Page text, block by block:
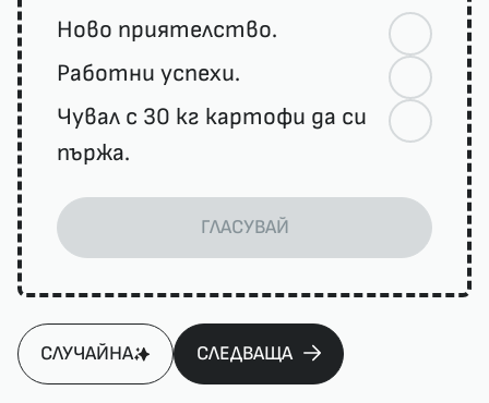
Ново приятелство.
Работни успехи.
Чувал с 30 кг картофи да си
пържа.
ГЛАСУВАЙ
СЛУЧАЙНА СЛЕДВАЩА